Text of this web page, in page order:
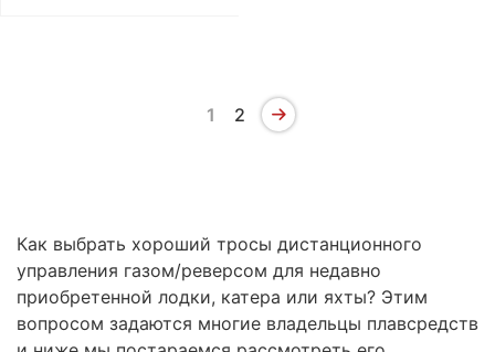
1 2
Как выбрать хороший тросы дистанционного
управления газом/реверсом для недавно
приобретенной лодки, катера или яхты? Этим
вопросом задаются многие владельцы плавсредств